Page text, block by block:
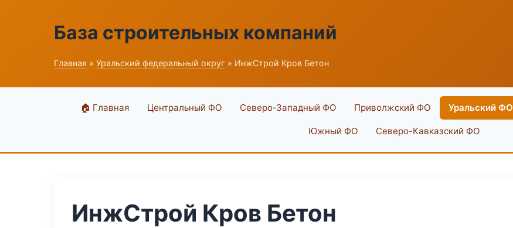
База строительных компаний
Главная » Уральский федеральный округ » ИнжСтрой Кров Бетон
🏠 Главная Центральный ФО Северо-Западный ФО Приволжский ФО Уральский ФО
Южный ФО Северо-Кавказский ФО
ИнжСтрой Кров Бетон